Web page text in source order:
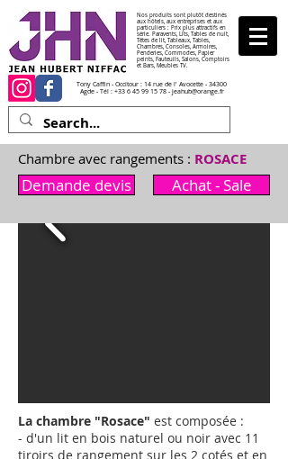
Nos produits sont plutôt destinés
aux hôtels, aux entreprises et aux
particuliers : Prix plus attractifs en
série. Paravents, Lits, Tables de nuit,
Têtes de lit, Tableaux, Tables,
Chambres, Consoles, Armoires,
Penderies, Commodes, Papier
peints, Fauteuils, Salons, Comptoirs
et Bars, Meubles TV.
Tony Caffin - Occitour : 14 rue de l' Avocette - 34300
Agde - Tél : +33 6 45 99 15 78- jeahub@orange.fr
Chambre avec rangements : ROSACE
Demande devis Achat - Sale
La chambre "Rosace" est composée :
- d'un lit en bois naturel ou noir avec 11
tiroirs de rangement sur les 2 cotés et en